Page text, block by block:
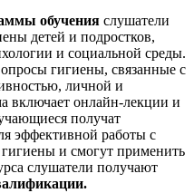
обучения слушатели
детей и подростков,
и социальной среды.
гигиены, связанные с
личной и
включает онлайн-лекции и
получат
эффективной работы с
и смогут применить
слушатели получают